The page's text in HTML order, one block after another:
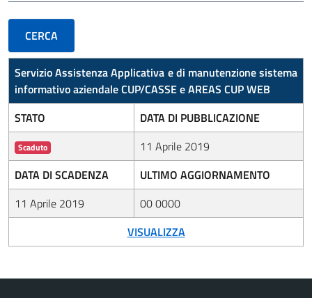
Servizio Assistenza Applicativa e di manutenzione sistema
informativo aziendale CUP/CASSE e AREAS CUP WEB
STATO
DATA DI PUBBLICAZIONE
Scaduto
11 Aprile 2019
DATA DI SCADENZA
ULTIMO AGGIORNAMENTO
11 Aprile 2019
00 0000
VISUALIZZA